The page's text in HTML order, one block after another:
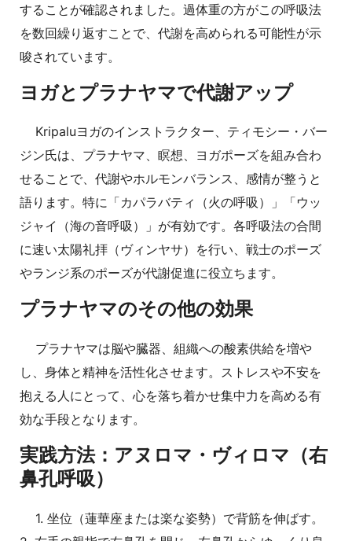
することが確認されました。過体重の方がこの呼吸法
を数回繰り返すことで、代謝を高められる可能性が示
唆されています。
ヨガとプラナヤマで代謝アップ
Kripaluヨガのインストラクター、ティモシー・バー
ジン氏は、プラナヤマ、瞑想、ヨガポーズを組み合わ
せることで、代謝やホルモンバランス、感情が整うと
語ります。特に「カパラバティ（火の呼吸）」「ウッ
ジャイ（海の音呼吸）」が有効です。各呼吸法の合間
に速い太陽礼拝（ヴィンヤサ）を行い、戦士のポーズ
やランジ系のポーズが代謝促進に役立ちます。
プラナヤマのその他の効果
プラナヤマは脳や臓器、組織への酸素供給を増や
し、身体と精神を活性化させます。ストレスや不安を
抱える人にとって、心を落ち着かせ集中力を高める有
効な手段となります。
実践方法：アヌロマ・ヴィロマ（右
鼻孔呼吸）
1. 坐位（蓮華座または楽な姿勢）で背筋を伸ばす。